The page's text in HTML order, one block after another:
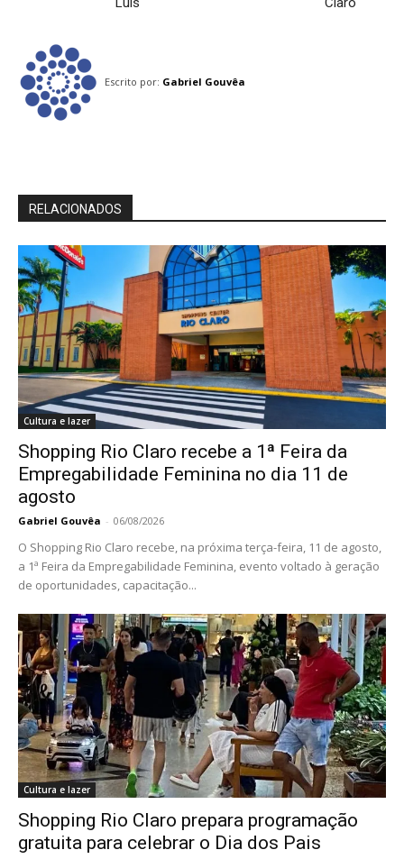
Escrito por: Gabriel Gouvêa
RELACIONADOS
Cultura e lazer
Shopping Rio Claro recebe a 1ª Feira da
Empregabilidade Feminina no dia 11 de
agosto
Gabriel Gouvêa - 06/08/2026
O Shopping Rio Claro recebe, na próxima terça-feira, 11 de agosto,
a 1ª Feira da Empregabilidade Feminina, evento voltado à geração
de oportunidades, capacitação...
Cultura e lazer
Shopping Rio Claro prepara programação
gratuita para celebrar o Dia dos Pais